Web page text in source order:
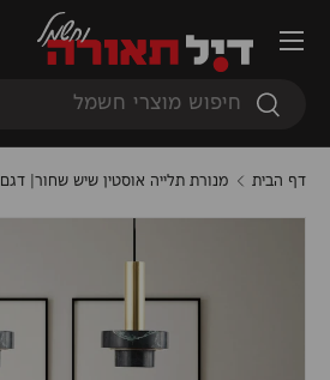
חיפוש
חיפוש
תפריט
דף הבית מנורת תלייה אוסטין שיש שחור| דגם B